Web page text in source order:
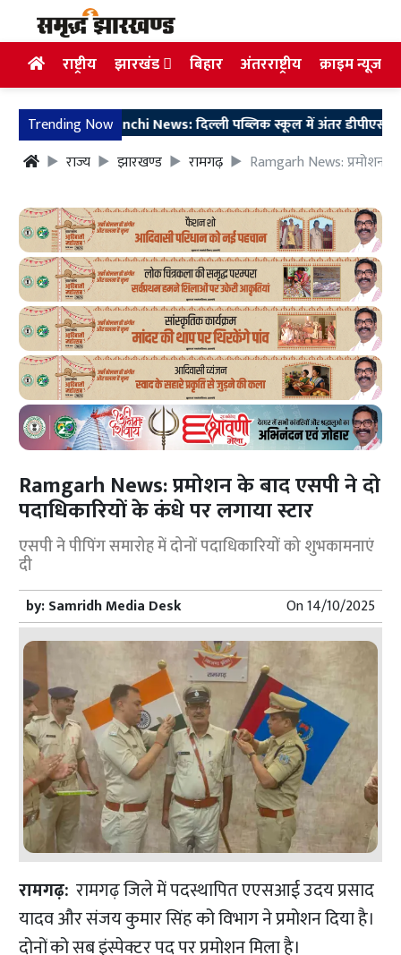
राष्ट्रीय झारखंड बिहार अंतरराष्ट्रीय क्राइम न्यूज
Trending Now
Ranchi News: दिल्ली पब्लिक स्कूल में अंतर डीपीएस क्विज़
राज्य
झारखण्ड रामगढ़ Ramgarh News: प्रमोशन
Ramgarh News: प्रमोशन के बाद एसपी ने दो
पदाधिकारियों के कंधे पर लगाया स्टार
एसपी ने पीपिंग समारोह में दोनों पदाधिकारियों को शुभकामनाएं
दी
by:Samridh Media Desk On14/10/2025
रामगढ़: रामगढ़ जिले में पदस्थापित एएसआई उदय प्रसाद
यादव और संजय कुमार सिंह को विभाग ने प्रमोशन दिया है।
दोनों को सब इंस्पेक्टर पद पर प्रमोशन मिला है।